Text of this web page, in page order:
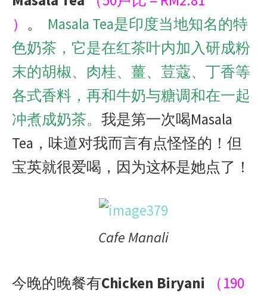
） 。 Masala Tea是印度当地知名的特
色奶茶，它是在红茶叶内加入研成粉
末的胡椒、肉桂、薑、荳蔻、丁香等
各式香料，再和牛奶与糖调和在一起
冲煮成奶茶。 我是第一次喝Masala
Tea，味道对我而言有点怪怪的！但
宝英就很爱喝，因为这杯是她点了！
Cafe Manali
今晚的晚餐有Chicken Biryani
（190